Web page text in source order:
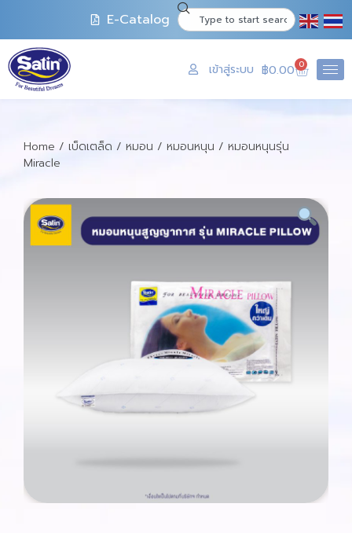
E-Catalog
เข้าสู่ระบบ ฿0.00 0
Home / เบ็ดเตล็ด / หมอน / หมอนหนุน / หมอนหนุนรุ่น
Miracle